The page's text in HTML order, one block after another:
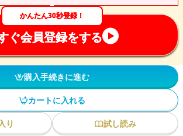
かんたん30秒登録！
ぐ会員登録をする
購入手続きに進む
カートに入れる
り
試し読み